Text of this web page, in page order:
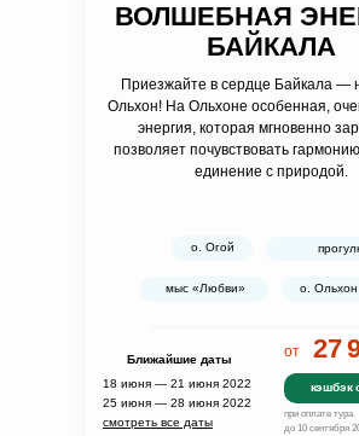
при оплате тура
до 10 сентября
кэшбэк
ВОЛШЕБНАЯ
БАЙКАЛА
Приезжайте в сердце Байкала —
Ольхон! На Ольхоне особенная,
энергия, которая мгновенно
позволяет почувствовать
единение с природой.
о. Огой
о. Ольхон
мыс «Любви»
18 июня — 21 июня 2022
Ближайшие даты
25 июня — 28 июня 2022
смотреть все даты
27
от